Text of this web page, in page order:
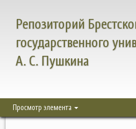
Репозиторий
государственного
А. С. Пушкина
Просмотр элемента